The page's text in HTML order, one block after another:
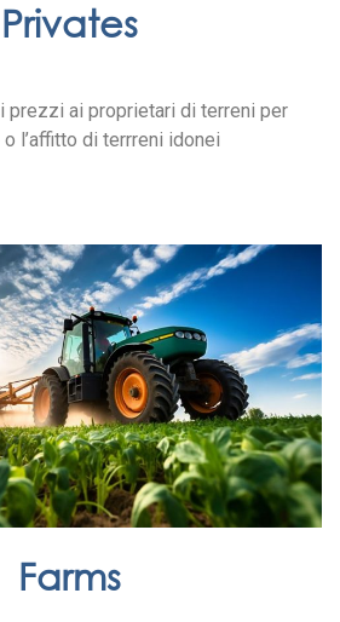
Privates
prezzi ai proprietari di terreni per
o l’affitto di terrreni idonei
Farms